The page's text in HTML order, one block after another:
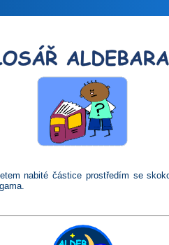
nabité částice prostředím se